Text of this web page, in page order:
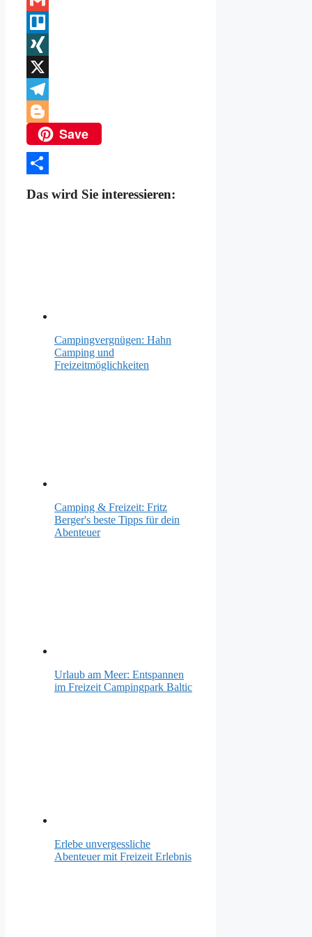
Gmail
Trello
XING
X
Telegram
BloggerSave
Das wird Sie interessieren:
Campingvergnügen: Hahn
Camping und
Freizeitmöglichkeiten
Camping & Freizeit: Fritz
Berger's beste Tipps für dein
Abenteuer
Urlaub am Meer: Entspannen
im Freizeit Campingpark Baltic
Erlebe unvergessliche
Abenteuer mit Freizeit Erlebnis